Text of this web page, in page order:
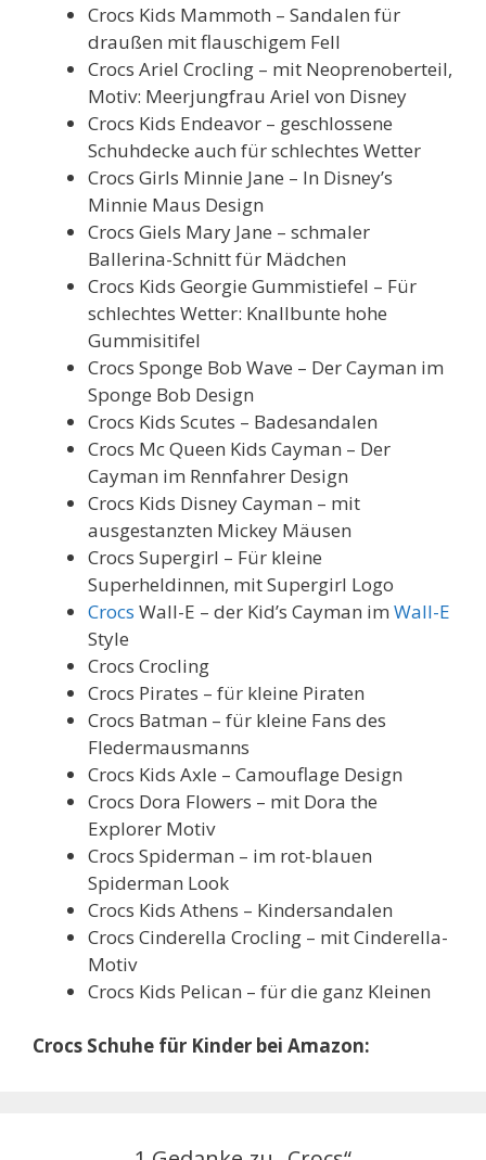
Crocs Kids Mammoth – Sandalen für
draußen mit flauschigem Fell
Crocs Ariel Crocling – mit Neoprenoberteil,
Motiv: Meerjungfrau Ariel von Disney
Crocs Kids Endeavor – geschlossene
Schuhdecke auch für schlechtes Wetter
Crocs Girls Minnie Jane – In Disney’s
Minnie Maus Design
Crocs Giels Mary Jane – schmaler
Ballerina-Schnitt für Mädchen
Crocs Kids Georgie Gummistiefel – Für
schlechtes Wetter: Knallbunte hohe
Gummisitifel
Crocs Sponge Bob Wave – Der Cayman im
Sponge Bob Design
Crocs Kids Scutes – Badesandalen
Crocs Mc Queen Kids Cayman – Der
Cayman im Rennfahrer Design
Crocs Kids Disney Cayman – mit
ausgestanzten Mickey Mäusen
Crocs Supergirl – Für kleine
Superheldinnen, mit Supergirl Logo
Crocs Wall-E – der Kid’s Cayman im Wall-E
Style
Crocs Crocling
Crocs Pirates – für kleine Piraten
Crocs Batman – für kleine Fans des
Fledermausmanns
Crocs Kids Axle – Camouflage Design
Crocs Dora Flowers – mit Dora the
Explorer Motiv
Crocs Spiderman – im rot-blauen
Spiderman Look
Crocs Kids Athens – Kindersandalen
Crocs Cinderella Crocling – mit Cinderella-
Motiv
Crocs Kids Pelican – für die ganz Kleinen
Crocs Schuhe für Kinder bei Amazon: